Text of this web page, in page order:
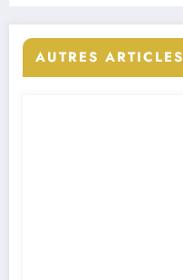
AUTRES ARTICLES